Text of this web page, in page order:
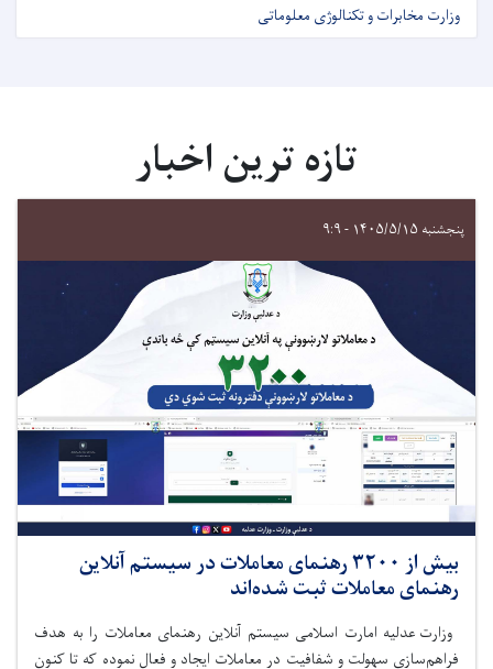
وزارت مخابرات و تکنالوژی معلوماتی
تازه ترین اخبار
پنجشنبه ۱۴۰۵/۵/۱۵ - ۹:۹
بیش از ۳۲۰۰ رهنمای معاملات در سیستم آنلاین
رهنمای معاملات ثبت شده‌اند
وزارت عدلیه امارت اسلامی سیستم آنلاین رهنمای معاملات را به هدف
فراهم‌سازی سهولت و شفافیت در معاملات ایجاد و فعال نموده که تا کنون